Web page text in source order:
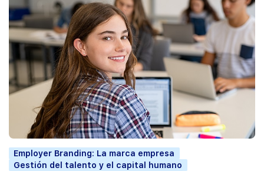
Employer Branding: La marca empresa
Gestión del talento y el capital humano